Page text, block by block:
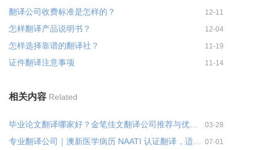
翻译公司收费标准是怎样的？ 12-11
怎样翻译产品说明书？ 12-04
怎样选择靠谱的翻译社？ 11-19
证件翻译注意事项 11-14
相关内容 Related
03-28
07-01